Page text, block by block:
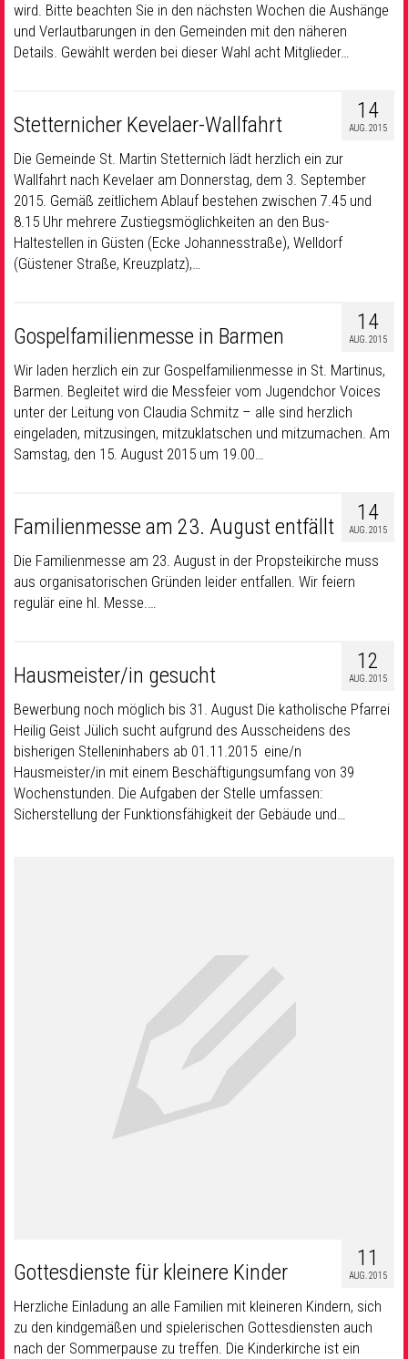
wird. Bitte beachten Sie in den nächsten Wochen die Aushänge
und Verlautbarungen in den Gemeinden mit den näheren
Details. Gewählt werden bei dieser Wahl acht Mitglieder…
14
AUG. 2015
Stetternicher Kevelaer-Wallfahrt
Die Gemeinde St. Martin Stetternich lädt herzlich ein zur
Wallfahrt nach Kevelaer am Donnerstag, dem 3. September
2015. Gemäß zeitlichem Ablauf bestehen zwischen 7.45 und
8.15 Uhr mehrere Zustiegsmöglichkeiten an den Bus-
Haltestellen in Güsten (Ecke Johannesstraße), Welldorf
(Güstener Straße, Kreuzplatz),…
14
AUG. 2015
Gospelfamilienmesse in Barmen
Wir laden herzlich ein zur Gospelfamilienmesse in St. Martinus,
Barmen. Begleitet wird die Messfeier vom Jugendchor Voices
unter der Leitung von Claudia Schmitz – alle sind herzlich
eingeladen, mitzusingen, mitzuklatschen und mitzumachen. Am
Samstag, den 15. August 2015 um 19.00…
14
AUG. 2015
Familienmesse am 23. August entfällt
Die Familienmesse am 23. August in der Propsteikirche muss
aus organisatorischen Gründen leider entfallen. Wir feiern
regulär eine hl. Messe.…
12
AUG. 2015
Hausmeister/in gesucht
Bewerbung noch möglich bis 31. August Die katholische Pfarrei
Heilig Geist Jülich sucht aufgrund des Ausscheidens des
bisherigen Stelleninhabers ab 01.11.2015 eine/n
Hausmeister/in mit einem Beschäftigungsumfang von 39
Wochenstunden. Die Aufgaben der Stelle umfassen:
Sicherstellung der Funktionsfähigkeit der Gebäude und…
11
AUG. 2015
Gottesdienste für kleinere Kinder
Herzliche Einladung an alle Familien mit kleineren Kindern, sich
zu den kindgemäßen und spielerischen Gottesdiensten auch
nach der Sommerpause zu treffen. Die Kinderkirche ist ein